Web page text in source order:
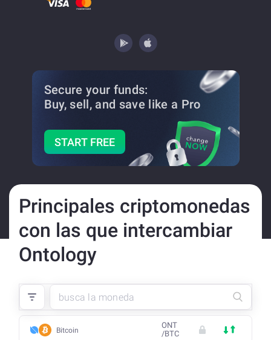
Secure your funds:
Buy, sell, and save like a Pro
START FREE
Principales criptomonedas
con las que intercambiar
Ontology
Bitcoin
ONT
/BTC